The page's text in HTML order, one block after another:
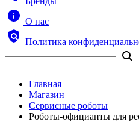
О нас
Политика
Главная
Магазин
Сервисные роботы
Роботы-официанты для